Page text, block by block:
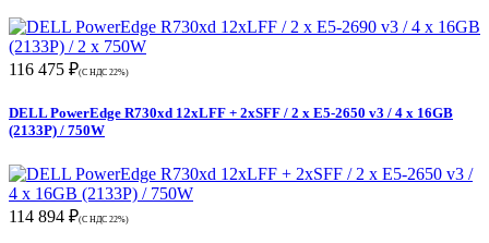
116 475 ₽(С НДС 22%)
DELL PowerEdge R730xd 12xLFF + 2xSFF / 2 x E5-2650 v3 / 4 x 16GB
(2133P) / 750W
114 894 ₽(С НДС 22%)